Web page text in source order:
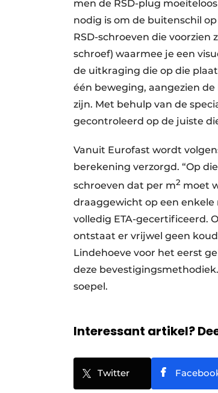
men de RSD-plug
nodig is om de buitenschil
RSD-schroeven die
schroef) waarmee je een
de uitkraging die op die
één beweging, aangezien
zijn. Met behulp van de
gecontroleerd op de juiste
Vanuit Eurofast wordt
berekening verzorgd. “Op
schroeven dat per m2 moet
draaggewicht op een
volledig ETA-gecertificeerd.
ontstaat er vrijwel geen
Lindehoeve voor het eerst
deze
soepel.
Interessant artikel?
Twitter